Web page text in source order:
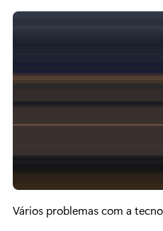
Vários problemas com a